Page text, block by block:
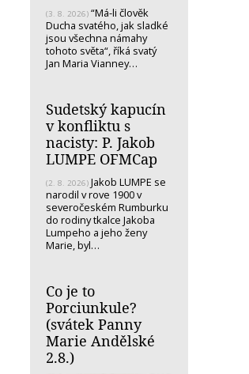
(3. 8. 2026) “Má-li člověk
Ducha svatého, jak sladké
jsou všechna námahy
tohoto světa“, říká svatý
Jan Maria Vianney…
Sudetský kapucín
v konfliktu s
nacisty: P. Jakob
LUMPE OFMCap
(2. 8. 2026) Jakob LUMPE se
narodil v rove 1900 v
severočeském Rumburku
do rodiny tkalce Jakoba
Lumpeho a jeho ženy
Marie, byl…
Co je to
Porciunkule?
(svátek Panny
Marie Andělské
2.8.)